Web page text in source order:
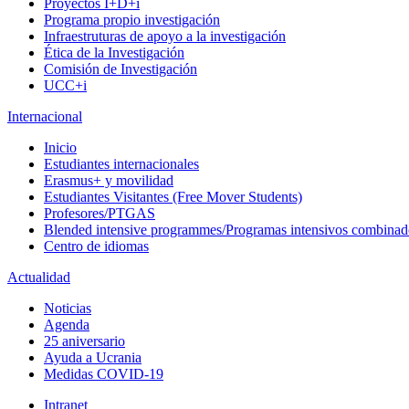
Proyectos I+D+i
Programa propio investigación
Infraestruturas de apoyo a la investigación
Ética de la Investigación
Comisión de Investigación
UCC+i
Internacional
Inicio
Estudiantes internacionales
Erasmus+ y movilidad
Estudiantes Visitantes (Free Mover Students)
Profesores/PTGAS
Blended intensive programmes/Programas intensivos
Centro de idiomas
Actualidad
Noticias
Agenda
25 aniversario
Ayuda a Ucrania
Medidas COVID-19
Intranet